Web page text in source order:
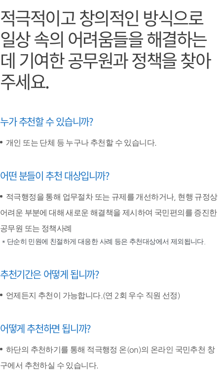
적극적이고 창의적인 방식으로
일상 속의 어려움들을 해결하는
데 기여한공무원과 정책을 찾아
주세요.
누가 추천할 수 있습니까?
개인 또는 단체 등 누구나 추천할 수 있습니다.
어떤 분들이 추천 대상입니까?
적극행정을 통해 업무절차 또는 규제를 개선하거나, 현행 규정상
어려운 부분에 대해 새로운 해결책을 제시하여 국민편의를 증진한
공무원 또는 정책사례
* 단순히 민원에 친절하게 대응한 사례 등은 추천대상에서 제외됩니다.
추천기간은 어떻게 됩니까?
언제든지 추천이 가능합니다.(연 2회 우수 직원 선정)
어떻게 추천하면 됩니까?
하단의 추천하기를 통해 적극행정 온(on)의 온라인 국민추천 창
구에서 추천하실 수 있습니다.